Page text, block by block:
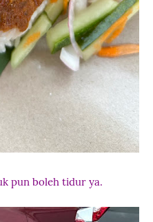
pun boleh tidur ya.